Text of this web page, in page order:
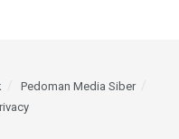
Pedoman Media Siber